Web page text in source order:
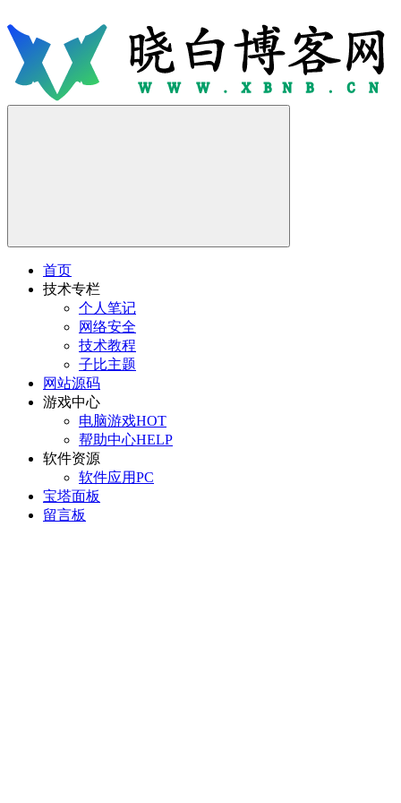
首页
技术专栏
个人笔记
网络安全
技术教程
子比主题
网站源码
游戏中心
电脑游戏HOT
帮助中心HELP
软件资源
软件应用PC
宝塔面板
留言板